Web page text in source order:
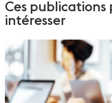
Ces
intéresser